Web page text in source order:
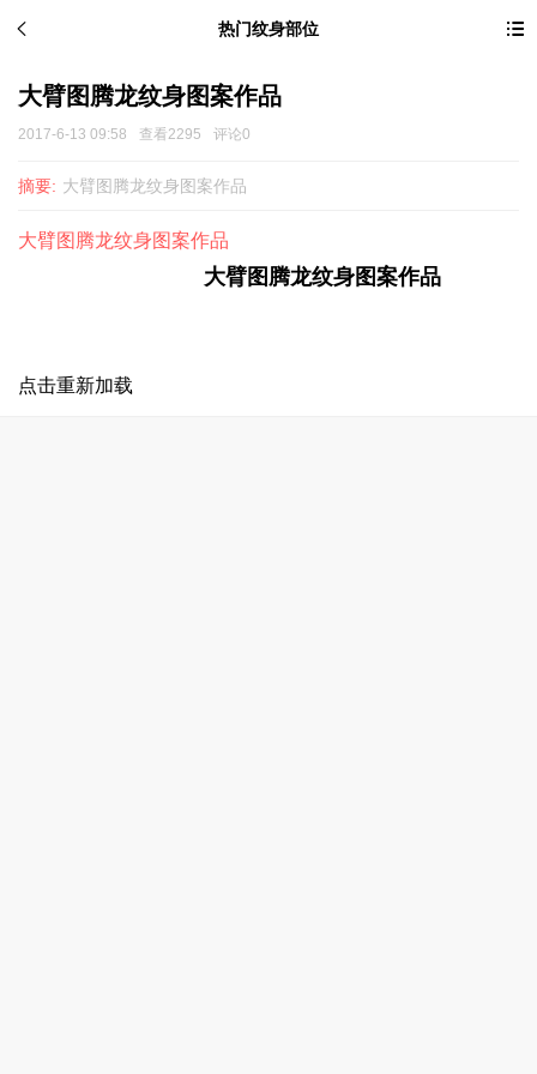
热门纹身部位
大臂图腾龙纹身图案作品
2017-6-13 09:58 查看2295 评论0
摘要: 大臂图腾龙纹身图案作品
大臂图腾龙纹身图案作品
大臂图腾龙纹身图案作品
点击重新加载